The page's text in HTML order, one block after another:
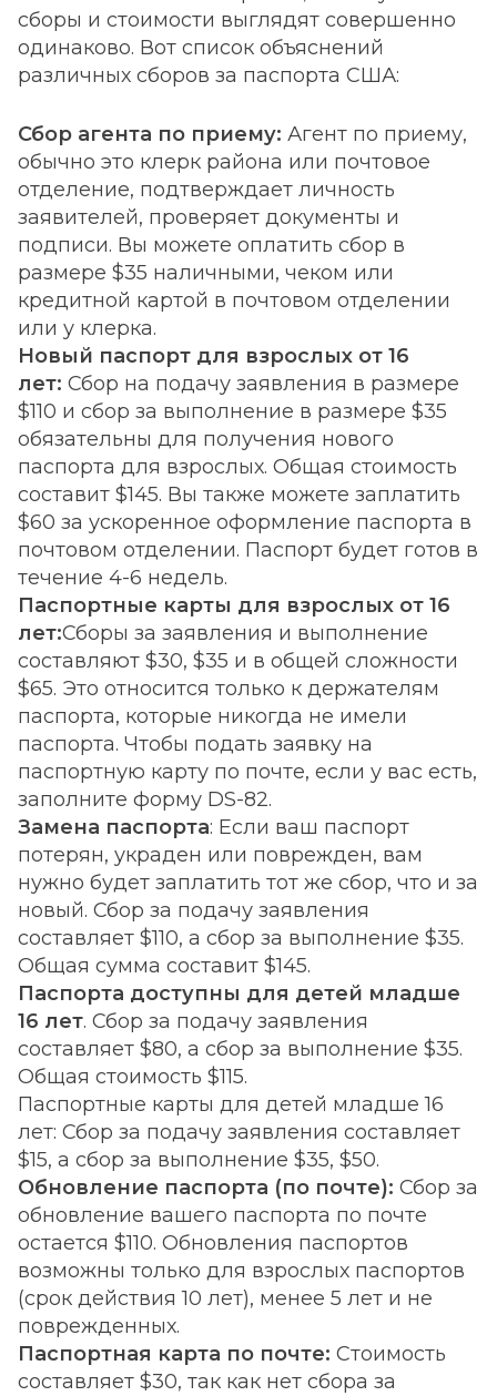
сборы и стоимости выглядят совершенно
одинаково. Вот список объяснений
различных сборов за паспорта США:
Сбор агента по приему: Агент по приему,
обычно это клерк района или почтовое
отделение, подтверждает личность
заявителей, проверяет документы и
подписи. Вы можете оплатить сбор в
размере $35 наличными, чеком или
кредитной картой в почтовом отделении
или у клерка.
Новый паспорт для взрослых от 16
лет: Сбор на подачу заявления в размере
$110 и сбор за выполнение в размере $35
обязательны для получения нового
паспорта для взрослых. Общая стоимость
составит $145. Вы также можете заплатить
$60 за ускоренное оформление паспорта в
почтовом отделении. Паспорт будет готов в
течение 4-6 недель.
Паспортные карты для взрослых от 16
лет:Сборы за заявления и выполнение
составляют $30, $35 и в общей сложности
$65. Это относится только к держателям
паспорта, которые никогда не имели
паспорта. Чтобы подать заявку на
паспортную карту по почте, если у вас есть,
заполните форму DS-82.
Замена паспорта: Если ваш паспорт
потерян, украден или поврежден, вам
нужно будет заплатить тот же сбор, что и за
новый. Сбор за подачу заявления
составляет $110, а сбор за выполнение $35.
Общая сумма составит $145.
Паспорта доступны для детей младше
16 лет. Сбор за подачу заявления
составляет $80, а сбор за выполнение $35.
Общая стоимость $115.
Паспортные карты для детей младше 16
лет: Сбор за подачу заявления составляет
$15, а сбор за выполнение $35, $50.
Обновление паспорта (по почте): Сбор за
обновление вашего паспорта по почте
остается $110. Обновления паспортов
возможны только для взрослых паспортов
(срок действия 10 лет), менее 5 лет и не
поврежденных.
Паспортная карта по почте: Стоимость
составляет $30, так как нет сбора за